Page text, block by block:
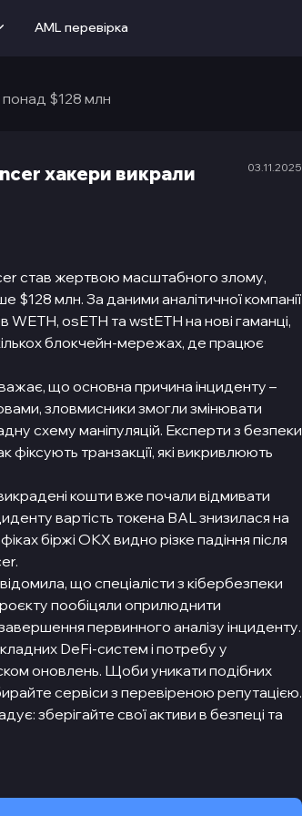
AML перевірка
$128 млн
хакери викрали
03.11.2025
став жертвою масштабного злому,
млн. За даними аналітичної компанії
WETH, osETH та wstETH на нові гаманці,
блокчейн-мережах, де працює
що основна причина інциденту –
зловмисники змогли змінювати
схему маніпуляцій. Експерти з безпеки
транзакції, які викривлюють
кошти вже почали відмивати
вартість токена BAL знизилася на
біржі OKX видно різке падіння після
що спеціалісти з кібербезпеки
пообіцяли оприлюднити
первинного аналізу інциденту.
DeFi-систем і потребу у
оновлень. Щоби уникати подібних
сервіси з перевіреною репутацією.
зберігайте свої активи в безпеці та